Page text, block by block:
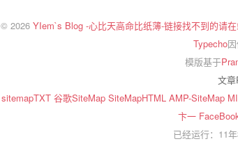
© 2026 YIem`s Blog -心比天高命比纸薄-链接找不到的请在
Typecho
模版基于
文
sitemapTXT 谷歌SiteMap SiteMapHTML AMP-SiteMap
卞一
已经运行：11